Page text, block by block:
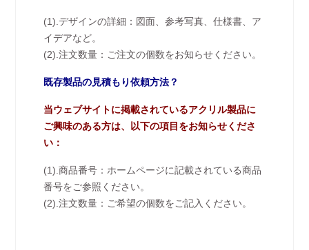
(1).デザインの詳細：図面、参考写真、仕様書、ア
イデアなど。
(2).注文数量：ご注文の個数をお知らせください。
既存製品の見積もり依頼方法？
当ウェブサイトに掲載されているアクリル製品に
ご興味のある方は、以下の項目をお知らせくださ
い：
(1).商品番号：ホームページに記載されている商品
番号をご参照ください。
(2).注文数量：ご希望の個数をご記入ください。